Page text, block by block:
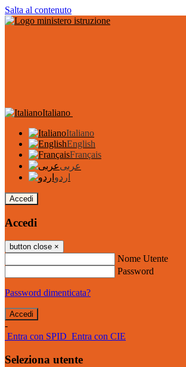
Salta al contenuto
Italiano
Italiano
English
Français
عربى
اردو
Accedi
Accedi
button close ×
Nome Utente
Password
Password dimenticata?
-
Entra con SPID Entra con CIE
Seleziona utente